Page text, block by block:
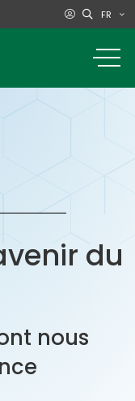
FR
du
nous